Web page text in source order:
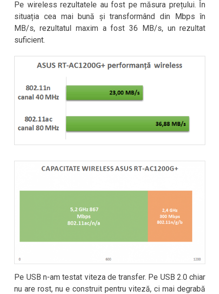
Pe wireless rezultatele au fost pe măsura prețului. În
situația cea mai bună și transformând din Mbps în
MB/s, rezultatul maxim a fost 36 MB/s, un rezultat
suficient.
Pe USB n-am testat viteza de transfer. Pe USB 2.0 chiar
nu are rost, nu e construit pentru viteză, ci mai degrabă